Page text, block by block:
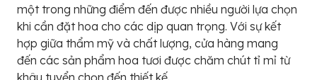
một trong những điểm đến được nhiều người lựa chọn
khi cần đặt hoa cho các dịp quan trọng. Với sự kết
hợp giữa thẩm mỹ và chất lượng, cửa hàng mang
đến các sản phẩm hoa tươi được chăm chút tỉ mỉ từ
khâu tuyển chọn đến thiết kế.